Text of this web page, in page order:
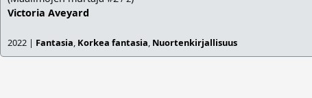
Victoria Aveyard
2022 | Fantasia Korkea fantasia Nuortenkirjallisuus